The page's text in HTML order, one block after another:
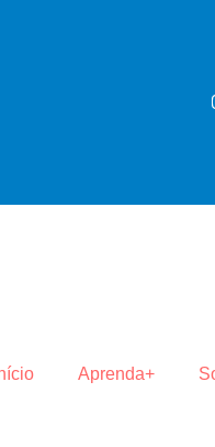
Aprenda+